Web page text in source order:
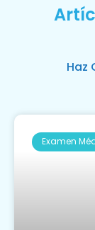
Haz
Examen